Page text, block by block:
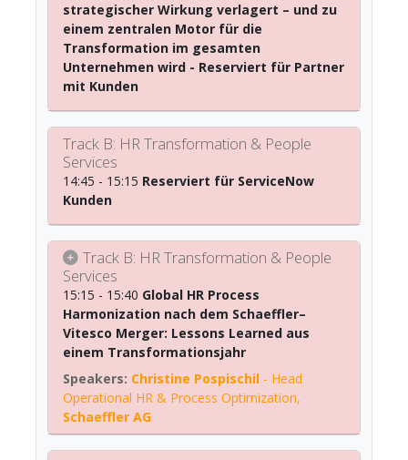
strategischer Wirkung verlagert – und zu
einem zentralen Motor für die
Transformation im gesamten
Unternehmen wird - Reserviert für Partner
mit Kunden
Track B: HR Transformation & People
Services
14:45 - 15:15 Reserviert für ServiceNow
Kunden
Track B: HR Transformation & People
Services
15:15 - 15:40 Global HR Process
Harmonization nach dem Schaeffler–
Vitesco Merger: Lessons Learned aus
einem Transformationsjahr
Christine Pospischil - Head
Operational HR & Process Optimization,
Schaeffler AG